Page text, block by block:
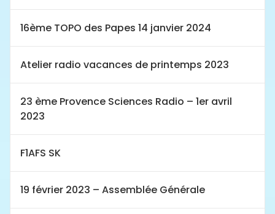
16ème TOPO des Papes 14 janvier 2024
Atelier radio vacances de printemps 2023
23 ème Provence Sciences Radio – 1er avril
2023
F1AFS SK
19 février 2023 – Assemblée Générale